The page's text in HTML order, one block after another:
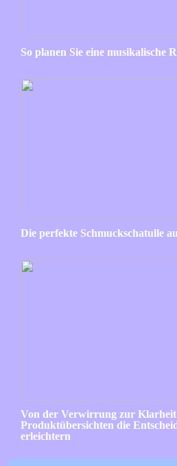
So planen Sie eine musikalische
Die perfekte Schmuckschatulle
Von der Verwirrung zur
Produktübersichten die
erleichtern